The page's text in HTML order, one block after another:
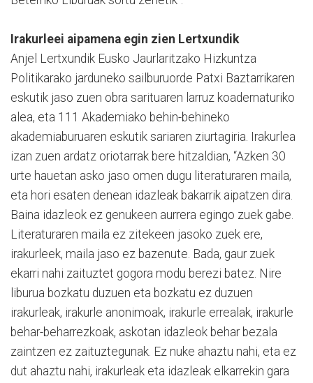
Irakurleei aipamena egin zien Lertxundik
Anjel Lertxundik Eusko Jaurlaritzako Hizkuntza
Politikarako jarduneko sailburuorde Patxi Baztarrikaren
eskutik jaso zuen obra sarituaren larruz koadernaturiko
alea, eta 111 Akademiako behin-behineko
akademiaburuaren eskutik sariaren ziurtagiria. Irakurlea
izan zuen ardatz oriotarrak bere hitzaldian, “Azken 30
urte hauetan asko jaso omen dugu literaturaren maila,
eta hori esaten denean idazleak bakarrik aipatzen dira.
Baina idazleok ez genukeen aurrera egingo zuek gabe.
Literaturaren maila ez zitekeen jasoko zuek ere,
irakurleek, maila jaso ez bazenute. Bada, gaur zuek
ekarri nahi zaituztet gogora modu berezi batez. Nire
liburua bozkatu duzuen eta bozkatu ez duzuen
irakurleak, irakurle anonimoak, irakurle errealak, irakurle
behar-beharrezkoak, askotan idazleok behar bezala
zaintzen ez zaituztegunak. Ez nuke ahaztu nahi, eta ez
dut ahaztu nahi, irakurleak eta idazleak elkarrekin gara